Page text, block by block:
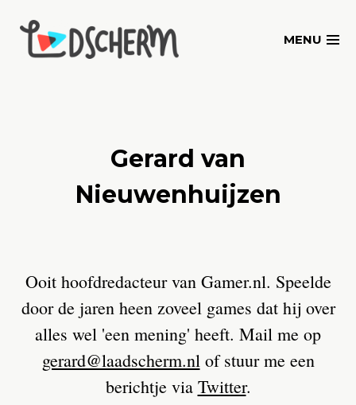
content
MENU
Gerard van
Nieuwenhuijzen
Ooit hoofdredacteur van Gamer.nl. Speelde
door de jaren heen zoveel games dat hij over
alles wel 'een mening' heeft. Mail me op
gerard@laadscherm.nl of stuur me een
berichtje via Twitter.